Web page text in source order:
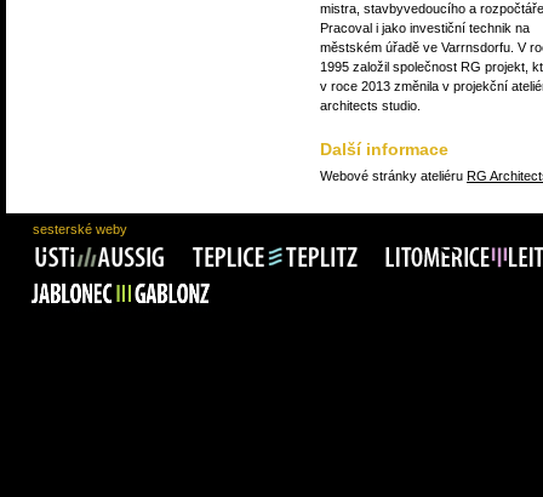
mistra, stavbyvedoucího a
Pracoval i jako investiční technik na
městském úřadě ve Varrnsdorfu. V
1995 založil společnost RG projekt,
v roce 2013 změnila v projekční
architects studio.
Další informace
Webové stránky ateliéru RG
sesterské weby